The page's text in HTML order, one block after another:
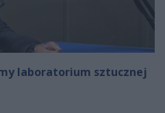
laboratorium sztucznej